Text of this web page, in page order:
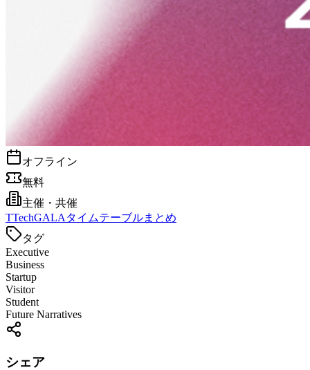
オフライン
無料
主催・共催
TTechGALAタイムテーブルまとめ
タグ
Executive
Business
Startup
Visitor
Student
Future Narratives
シェア